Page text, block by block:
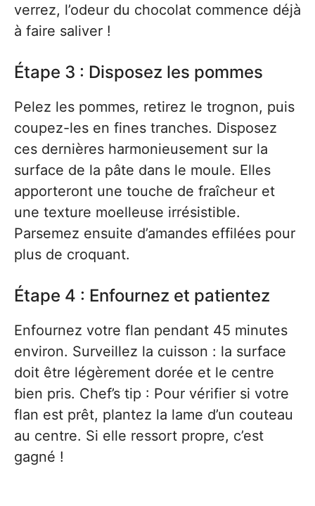
verrez, l’odeur du chocolat commence déjà
à faire saliver !
Étape 3 : Disposez les pommes
Pelez les pommes, retirez le trognon, puis
coupez-les en fines tranches. Disposez
ces dernières harmonieusement sur la
surface de la pâte dans le moule. Elles
apporteront une touche de fraîcheur et
une texture moelleuse irrésistible.
Parsemez ensuite d’amandes effilées pour
plus de croquant.
Étape 4 : Enfournez et patientez
Enfournez votre flan pendant 45 minutes
environ. Surveillez la cuisson : la surface
doit être légèrement dorée et le centre
bien pris. Chef’s tip : Pour vérifier si votre
flan est prêt, plantez la lame d’un couteau
au centre. Si elle ressort propre, c’est
gagné !